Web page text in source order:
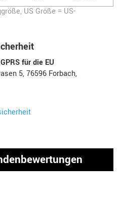
US Größe = US-
für die EU
5, 76596 Forbach,